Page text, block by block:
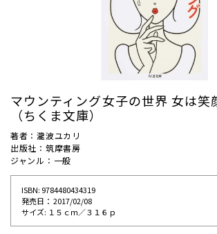
マウンティング女子の世界 女は笑
（ちくま文庫）
著者：瀧波ユカリ
出版社：筑摩書房
ジャンル：一般
ISBN: 9784480434319
発売⽇： 2017/02/08
サイズ: １５ｃｍ／３１６ｐ